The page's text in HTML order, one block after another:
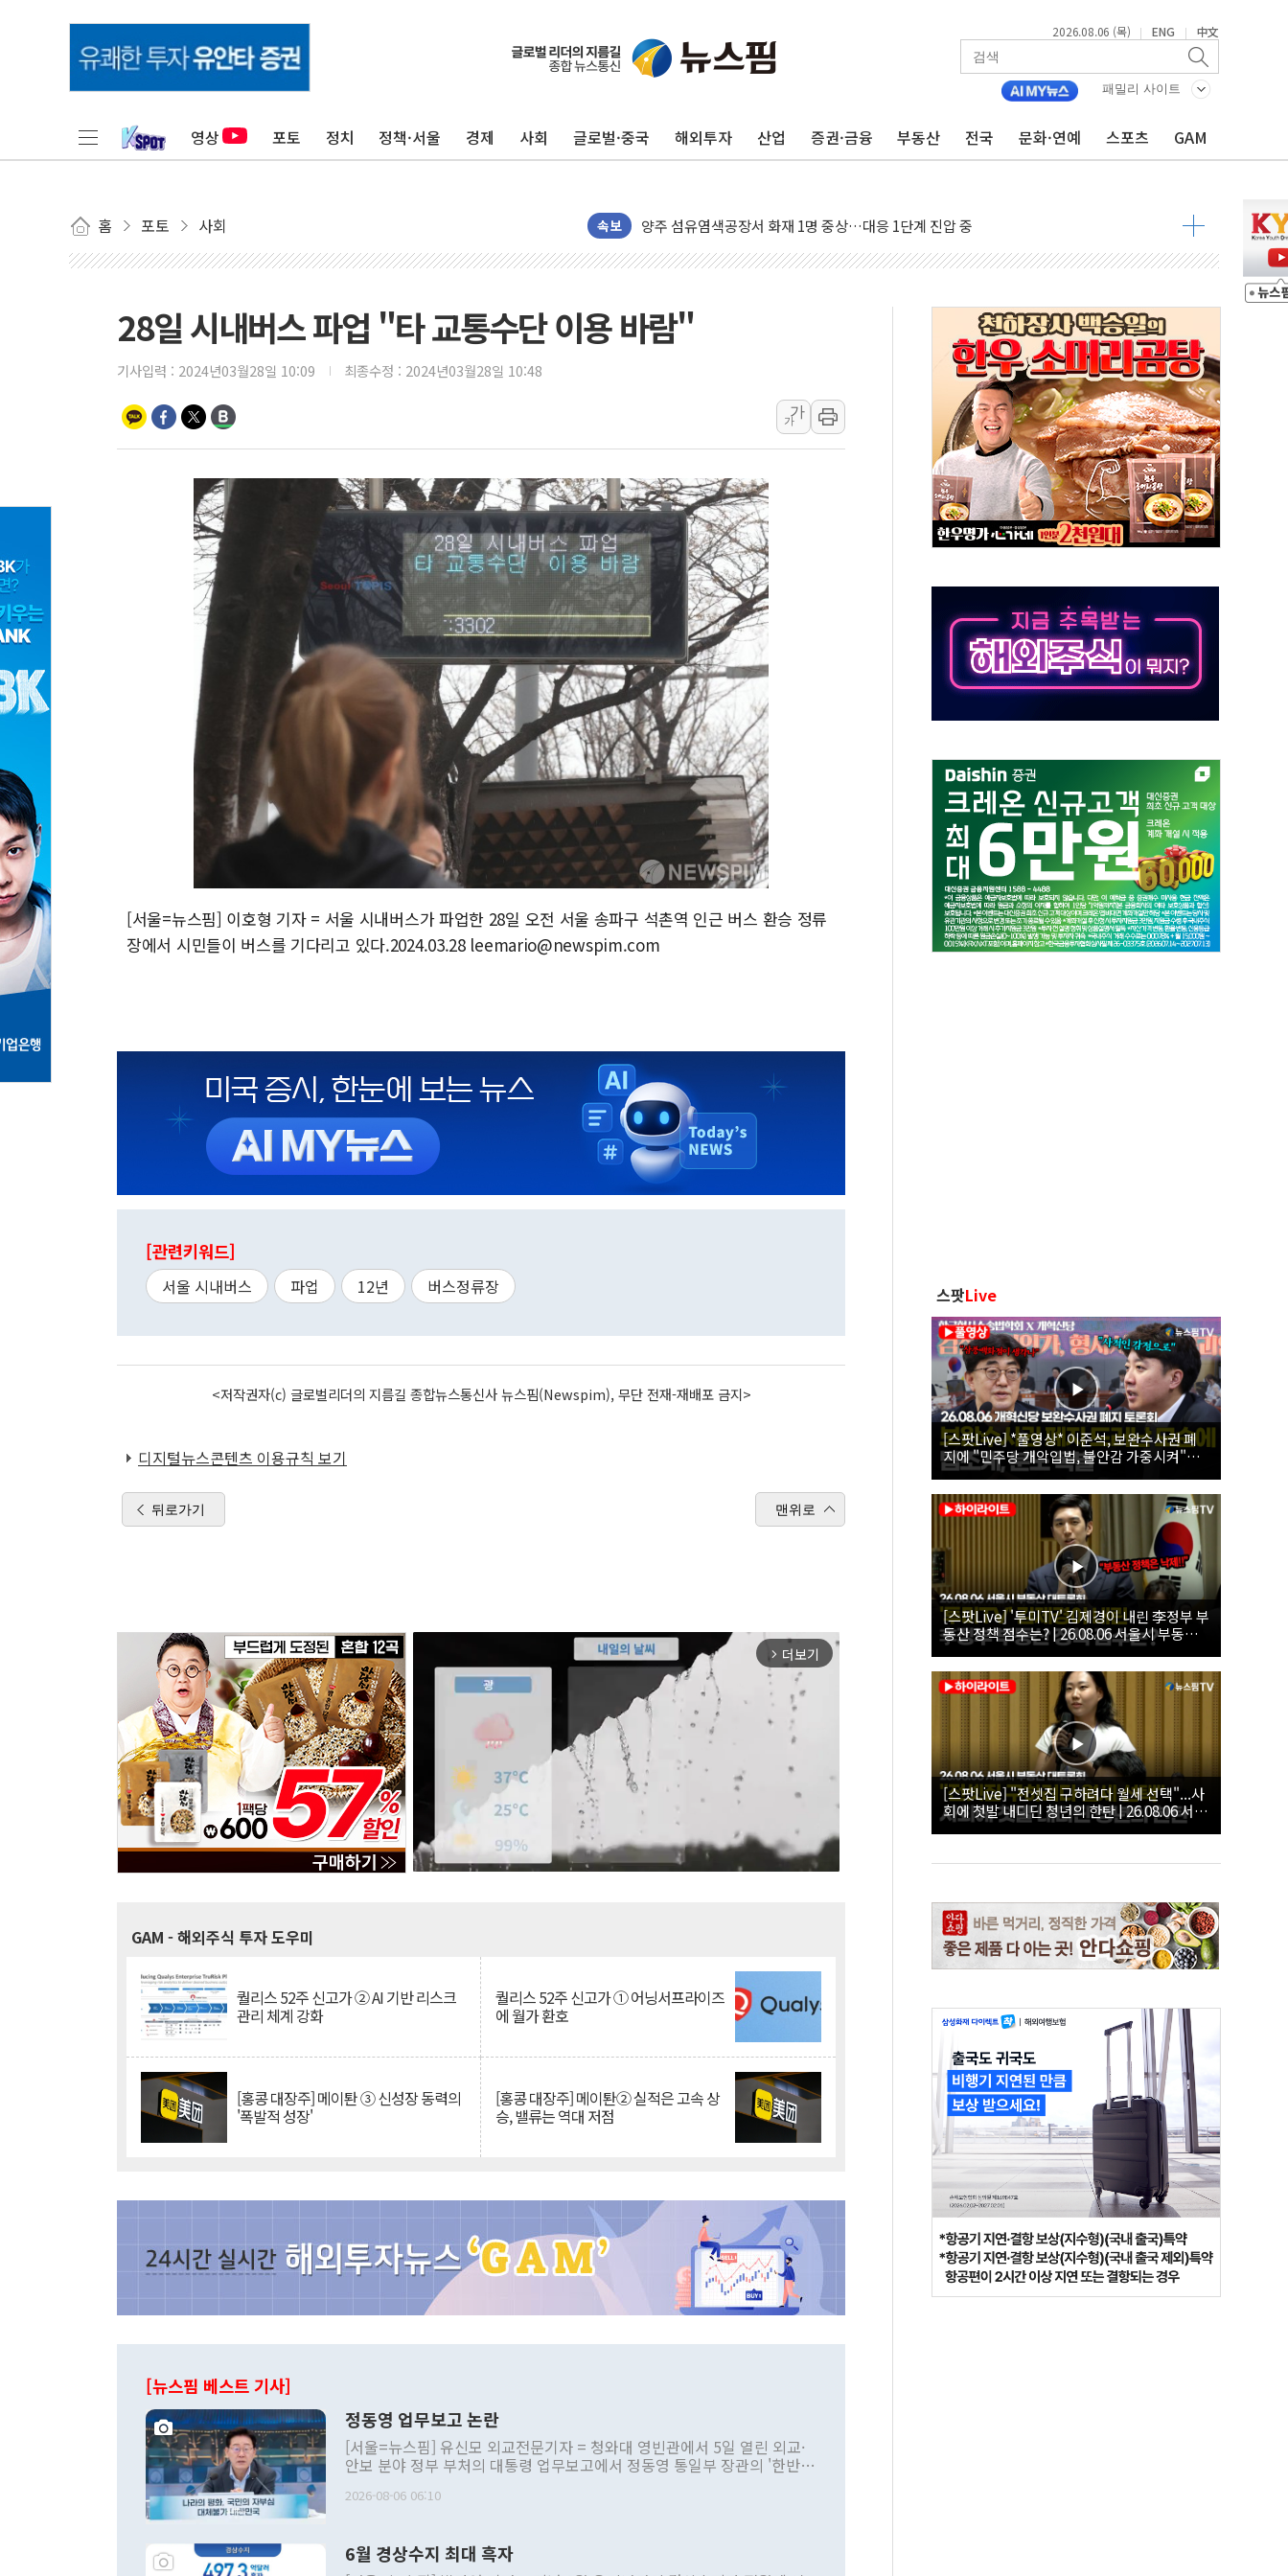
2026.08.06 (목) | ENG | 中文
패밀리 사이트
영상 포토 정치 정책·서울 경제 사회 글로벌·중국 해외투자 산업 증권·금융 부동산 전국 문화·연예 스포츠 GAM
홈 포토 사회 속보
[베트남 증시] 지수 하락 속 'DGC' 임시 주총 기대감에 홀로 상한가…마진 잔액은 사상 최고
양주 섬유염색공장서 화재 1명 중상…대응 1단계 진압 중
김정관 산업부 장관 "주 52시간 손봐야, 경쟁상대 中과 비교해야"
[3보] 북, 원산서 동해로 단거리 탄도미사일 1발 발사… 올해 10번째·42일 만 도발
우크라 드론 전술, 중남미 콜롬비아에 새 안보 위기… 반군·마약카르텔이 습득해 전투 활용
주한미군 "오산기지 누출, 백린 아닌 무해한 표면 부식 물질"
구미 폐염산처리업체서 불 2시간30여분만에 진화...외국인 노동자 숨져
해군과 함께하는 '불금전파, 송정' 시즌2
강원도 폭염특보 11일째…온열질환·가축 피해 최소화 '총력 대응'
[코인 시황] 비트코인, ETF 자금 유입에도 박스권…美 암호화폐 법안 처리 여부도 변수
[르포] 39도 폭염 속 잠실 개표소 시위 '62일째'..."대부분 여기서 상주"
강원·전라권 폭염중대경보 확대…온열질환자 2665명·사망 23명
빚투·레버리지 줄었지만, 반도체 두 종목에 코스피 '휘청'
[2보] 북한, 원산서 동해상 단거리 탄도미사일 발사
양주 가전제품 창고서 화재…차량 3대·건물 1동 전소
종로·중구 오피스 78%가 준공 10년 이상…리뉴얼이 경쟁력 가른다
법원, '관저 이전 봐주기 감사' 유병호 구속적부심 기각
28일 시내버스 파업 "타 교통수단 이용 바람"
기사입력 : 2024년03월28일 10:09 최종수정 : 2024년03월28일 10:48
가
가
[서울=뉴스핌] 이호형 기자 = 서울 시내버스가 파업한 28일 오전 서울 송파구 석촌역 인근 버스 환승 정류
장에서 시민들이 버스를 기다리고 있다.2024.03.28 leemario@newspim.com
[관련키워드]
서울 시내버스 파업 12년 버스정류장
<저작권자(c) 글로벌리더의 지름길 종합뉴스통신사 뉴스핌(Newspim), 무단 전재-재배포 금지>
디지털뉴스콘텐츠 이용규칙 보기
뒤로가기 맨위로
arrow_forward_ios 더보기
GAM - 해외주식 투자 도우미
퀄리스 52주 신고가 ② AI 기반 리스크
관리 체계 강화
퀄리스 52주 신고가 ① 어닝서프라이즈
에 월가 환호
[홍콩 대장주] 메이퇀 ③ 신성장 동력의
'폭발적 성장'
[홍콩 대장주] 메이퇀② 실적은 고속 상
승, 밸류는 역대 저점
[뉴스핌 베스트 기사]
정동영 업무보고 논란
[서울=뉴스핌] 유신모 외교전문기자 = 청와대 영빈관에서 5일 열린 외교·
안보 분야 정부 부처의 대통령 업무보고에서 정동영 통일부 장관의 '한반도
발언 중에는 정부 내 조율을 거치지 않은 사안을 정책으로 추진하겠다고 공
주의적 희망에 근거한 비현실적 구상'이라는 비판을 내놨다. 그동안 정 장
2026-08-06 06:10
6월 경상수지 최대 흑자
스팟Live
[스팟Live] *풀영상* 이준석, 보완수사권 폐
지에 "민주당 개악입법, 불안감 가중시켜"｜
26.08.06 개혁신당 보완수사권 폐지 토론회
[스팟Live] '투미TV' 김제경이 내린 李정부 부
동산 정책 점수는? | 26.08.06 서울시 부동산
대토론회
[스팟Live] "전셋집 구하려다 월세 선택"...사
회에 첫발 내디딘 청년의 한탄 | 26.08.06 서울
시 부동산 대토론회